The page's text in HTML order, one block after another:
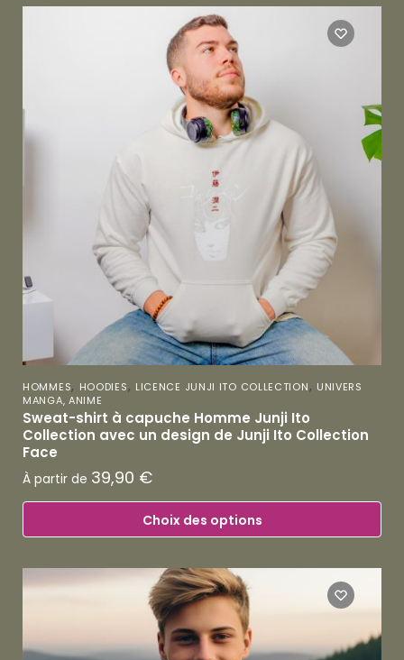
HOMMES, HOODIES, LICENCE JUNJI ITO COLLECTION, UNIVERS
MANGA, ANIME
Sweat-shirt à capuche Homme Junji Ito
Collection avec un design de Junji Ito Collection
Face
À partir de 39,90 €
Choix des options